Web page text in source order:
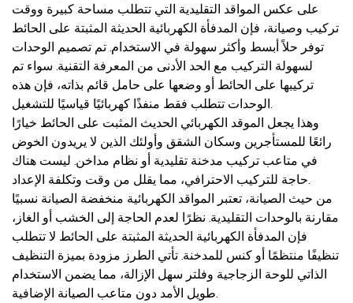
على عكس المواقد التقليدية التي تتطلب مساحة كبيرة ووقت
تركيب وصيانة، فإن المدفأة الكهربائية الحديثة المثبتة على الحائط
توفر حلاً أبسط وأكثر سهولة في الاستخدام. تم تصميم الوحدات
لسهولة التركيب مع الحد الأدنى من المعرفة التقنية. سواء تم
تركيبها على الحائط أو وضعها على حامل قائم بذاته، فإن هذه
الوحدات تتطلب فقط منفذًا كهربائيًا قياسيًا للتشغيل.
وهذا يجعل الموقد الكهربائي الحديث المثبت على الحائط خيارًا
رائعًا للمستأجرين وسكان الشقق وأولئك الذين لا يريدون الخوض
في متاعب تركيب مدخنة تقليدية أو نظام مداخن. ليست هناك
حاجة للتركيب الاحترافي، مما يقلل من وقت وتكلفة الإعداد.
من حيث الصيانة، تعتبر المواقد الكهربائية منخفضة الصيانة نسبيًا
مقارنة بالوحدات التقليدية. نظرًا لعدم الحاجة إلى الخشب أو الغاز،
فإن المدفأة الكهربائية الحديثة المثبتة على الحائط لا تتطلب
تنظيفًا منتظمًا أو كنس للمدخنة. تأتي الطرز مزودة بميزة التنظيف
الذاتي للوحة الزجاجية وفلتر سهل الإزالة، مما يضمن الاستخدام
طويل الأمد دون متاعب الصيانة الإضافية.